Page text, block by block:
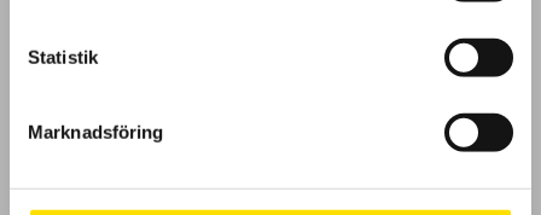
Statistik
Marknadsföring